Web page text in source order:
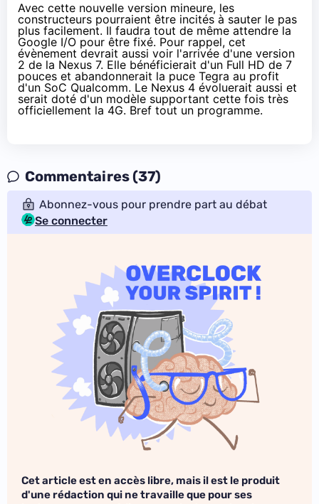
Avec cette nouvelle version mineure, les
constructeurs pourraient être incités à sauter le pas
plus facilement. Il faudra tout de même attendre la
Google I/O pour être fixé. Pour rappel, cet
évènement devrait aussi voir l'arrivée d'une version
2 de la Nexus 7. Elle bénéficierait d'un Full HD de 7
pouces et abandonnerait la puce Tegra au profit
d'un SoC Qualcomm. Le Nexus 4 évoluerait aussi et
serait doté d'un modèle supportant cette fois très
officiellement la 4G. Bref tout un programme.
Commentaires (37)
Abonnez-vous pour prendre part au débat
Se connecter
Cet article est en accès libre, mais il est le produit
d'une rédaction qui ne travaille que pour ses